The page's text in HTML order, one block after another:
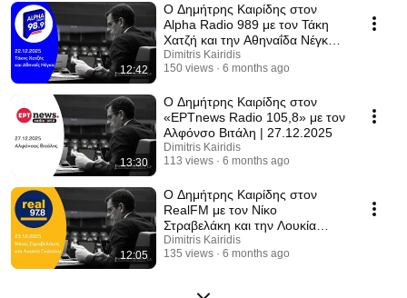
12:42
Ο Δημήτρης Καιρίδης στον
Alpha Radio 989 με τον Τάκη
Χατζή και την Αθηναΐδα Νέγκα |
22.12.2025
Dimitris Kairidis
150 views
6 months ago
13:30
Ο Δημήτρης Καιρίδης στον
«ΕΡΤnews Radio 105,8» με τον
Αλφόνσο Βιτάλη | 27.12.2025
Dimitris Kairidis
113 views
6 months ago
12:05
Ο Δημήτρης Καιρίδης στον
RealFM με τον Νίκο
Στραβελάκη και την Λουκία
Γκάτσου | 23.12.2025
Dimitris Kairidis
135 views
6 months ago